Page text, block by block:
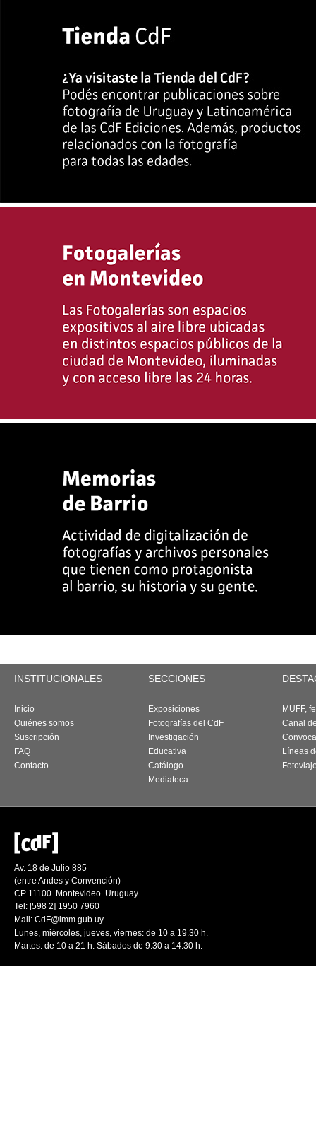
INSTITUCIONALES SECCIONES
Inicio
Quiénes somos
Suscripción
FAQ
Contacto
Exposiciones
Fotografías del CdF
Investigación
Educativa
Catálogo
Mediateca
MUFF,
Canal
Líneas
Av. 18 de Julio 885
(entre Andes y Convención)
CP 11100. Montevideo. Uruguay
Tel: [598 2] 1950 7960
Mail: CdF@imm.gub.uy
Lunes, miércoles, jueves, viernes: de 10 a 19.30 h.
Martes: de 10 a 21 h. Sábados de 9.30 a 14.30 h.